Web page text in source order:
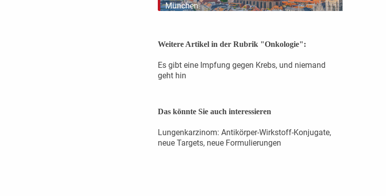
München
Weitere Artikel in der Rubrik "Onkologie":
Es gibt eine Impfung gegen Krebs, und niemand
geht hin
Das könnte Sie auch interessieren
Lungenkarzinom: Antikörper-Wirkstoff-Konjugate,
neue Targets, neue Formulierungen